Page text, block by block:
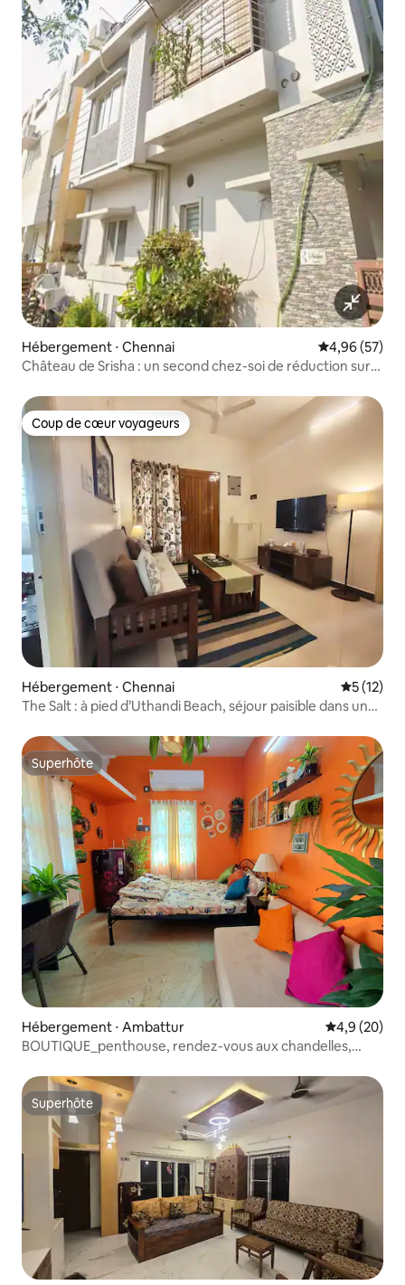
Hébergement ⋅ Chennai Évaluation
4,96 (57)
Château de Srisha : un second chez-soi de réduction sur
Coup de cœur voyageurs
Coup de cœur voyageurs
Hébergement ⋅ Chennai
5 (12)
The Salt : à pied d’Uthandi Beach, séjour paisible dans un
Superhôte
Superhôte
Hébergement ⋅ Ambattur Évaluation
4,9 (20)
BOUTIQUE_penthouse, rendez-vous aux chandelles,
Superhôte
Superhôte